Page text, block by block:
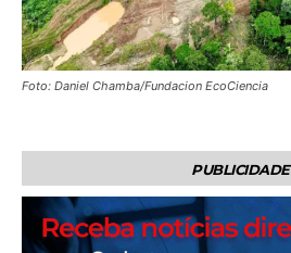
Foto: Daniel Chamba/Fundacion EcoCiencia
PUBLICIDADE